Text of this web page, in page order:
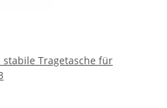
Tragetasche für